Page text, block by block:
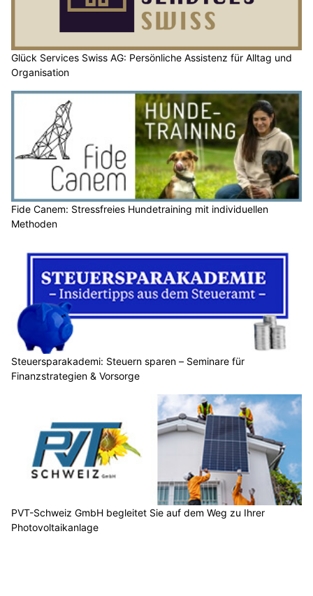
Glück Services Swiss AG: Persönliche Assistenz für Alltag und
Organisation
Fide Canem: Stressfreies Hundetraining mit individuellen
Methoden
Steuersparakademi: Steuern sparen – Seminare für
Finanzstrategien & Vorsorge
PVT-Schweiz GmbH begleitet Sie auf dem Weg zu Ihrer
Photovoltaikanlage